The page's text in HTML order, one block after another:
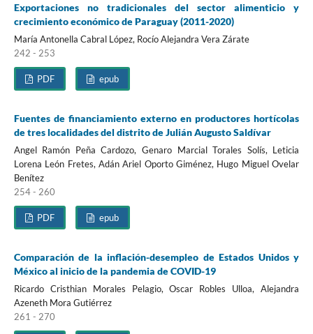
Exportaciones no tradicionales del sector alimenticio y
crecimiento económico de Paraguay (2011-2020)
María Antonella Cabral López, Rocío Alejandra Vera Zárate
242 - 253
PDF epub
Fuentes de financiamiento externo en productores hortícolas
de tres localidades del distrito de Julián Augusto Saldívar
Angel Ramón Peña Cardozo, Genaro Marcial Torales Solís, Leticia
Lorena León Fretes, Adán Ariel Oporto Giménez, Hugo Miguel Ovelar
Benítez
254 - 260
PDF epub
Comparación de la inflación-desempleo de Estados Unidos y
México al inicio de la pandemia de COVID-19
Ricardo Cristhian Morales Pelagio, Oscar Robles Ulloa, Alejandra
Azeneth Mora Gutiérrez
261 - 270